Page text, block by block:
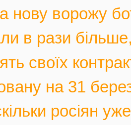
нову ворожу
в рази
своїх
на 31
росіян